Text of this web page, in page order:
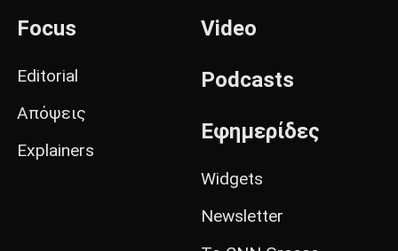
Focus
Editorial
Απόψεις
Explainers
Video
Podcasts
Εφημερίδες
Widgets
Newsletter